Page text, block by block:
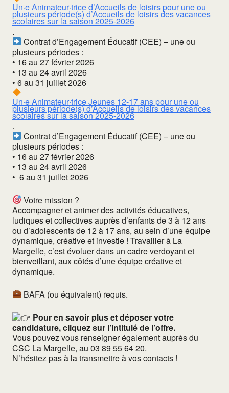
Un·e Animateur·trice d’Accueils de loisirs pour une ou
plusieurs période(s) d’Accueils de loisirs des vacances
scolaires sur la saison 2025-2026
.
Contrat d’Engagement Éducatif (CEE) – une ou
plusieurs périodes :
• 16 au 27 février 2026
• 13 au 24 avril 2026
• 6 au 31 juillet 2026
Un·e Animateur·trice Jeunes 12-17 ans pour une ou
plusieurs période(s) d’Accueils de loisirs des vacances
scolaires sur la saison 2025-2026
.
Contrat d’Engagement Éducatif (CEE) – une ou
plusieurs périodes :
• 16 au 27 février 2026
• 13 au 24 avril 2026
• 6 au 31 juillet 2026
Votre mission ?
Accompagner et animer des activités éducatives,
ludiques et collectives auprès d’enfants de 3 à 12 ans
ou d’adolescents de 12 à 17 ans, au sein d’une équipe
dynamique, créative et investie ! Travailler à La
Margelle, c’est évoluer dans un cadre verdoyant et
bienveillant, aux côtés d’une équipe créative et
dynamique.
BAFA (ou équivalent) requis.
Pour en savoir plus et déposer votre
candidature, cliquez sur l’intitulé de l’offre.
Vous pouvez vous renseigner également auprès du
CSC La Margelle, au 03 89 55 64 20.
N’hésitez pas à la transmettre à vos contacts !